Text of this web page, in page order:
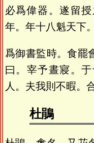
必爲偉器。遂留
年。年十八魁天下
爲御書監時。食罷
曰。宰予晝寢。
人。夫我則不暇。
杜鵑